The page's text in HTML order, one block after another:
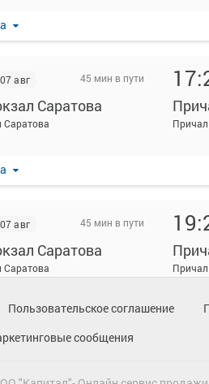
07 авг 45 мин в пути
Саратова
Саратова Причал
07 авг 45 мин в пути
Саратова
Саратова Причал
Пользовательское соглашение
сообщения